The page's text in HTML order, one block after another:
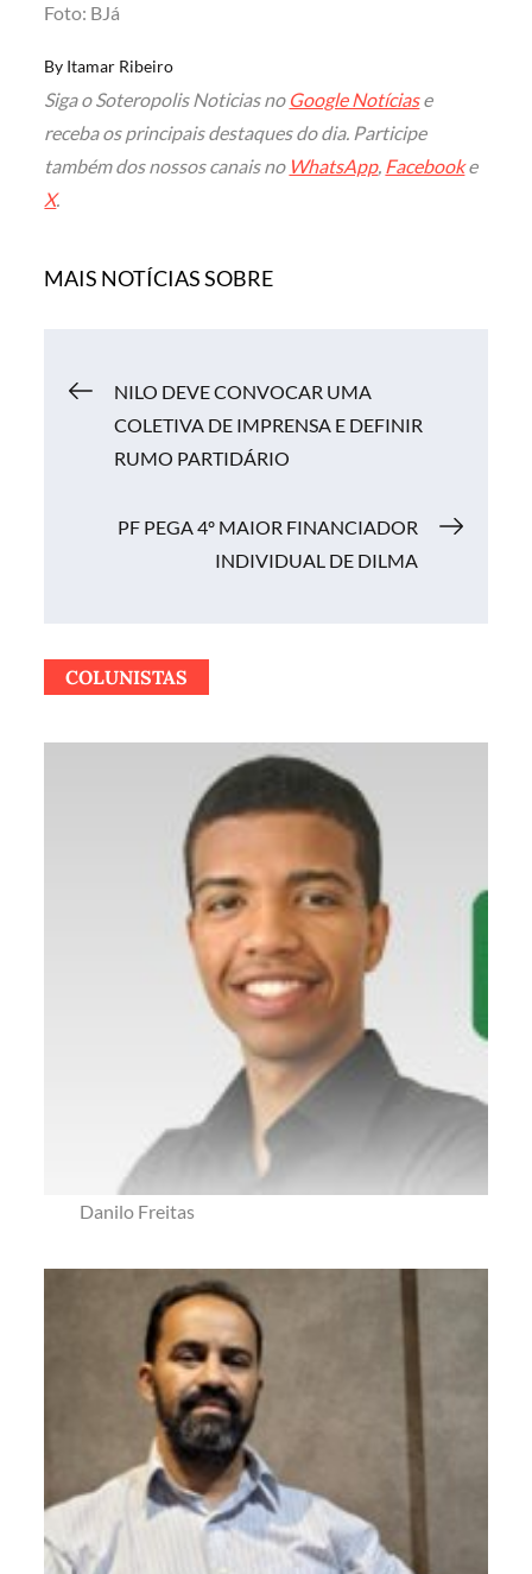
Foto: BJá
By Itamar Ribeiro
Siga o Soteropolis Noticias no Google Notíciase
receba os principais destaques do dia. Participe
também dos nossos canais no WhatsApp, Facebooke
X.
MAIS NOTÍCIAS SOBRE
Navegação
de
Post
NILO DEVE CONVOCAR UMA
COLETIVA DE IMPRENSA E DEFINIR
RUMO PARTIDÁRIO
PF PEGA 4º MAIOR FINANCIADOR
INDIVIDUAL DE DILMA
COLUNISTAS
Danilo Freitas